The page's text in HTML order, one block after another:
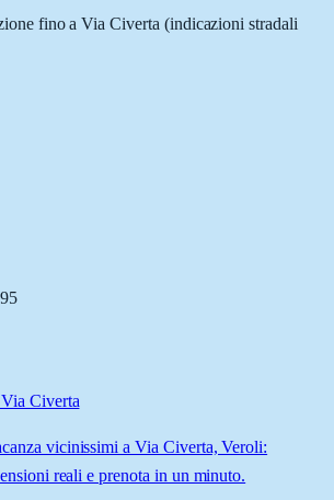
fino aVia Civerta (indicazioni stradali
Civerta
vicinissimi a Via Civerta, Veroli:
reali e prenota in un minuto.